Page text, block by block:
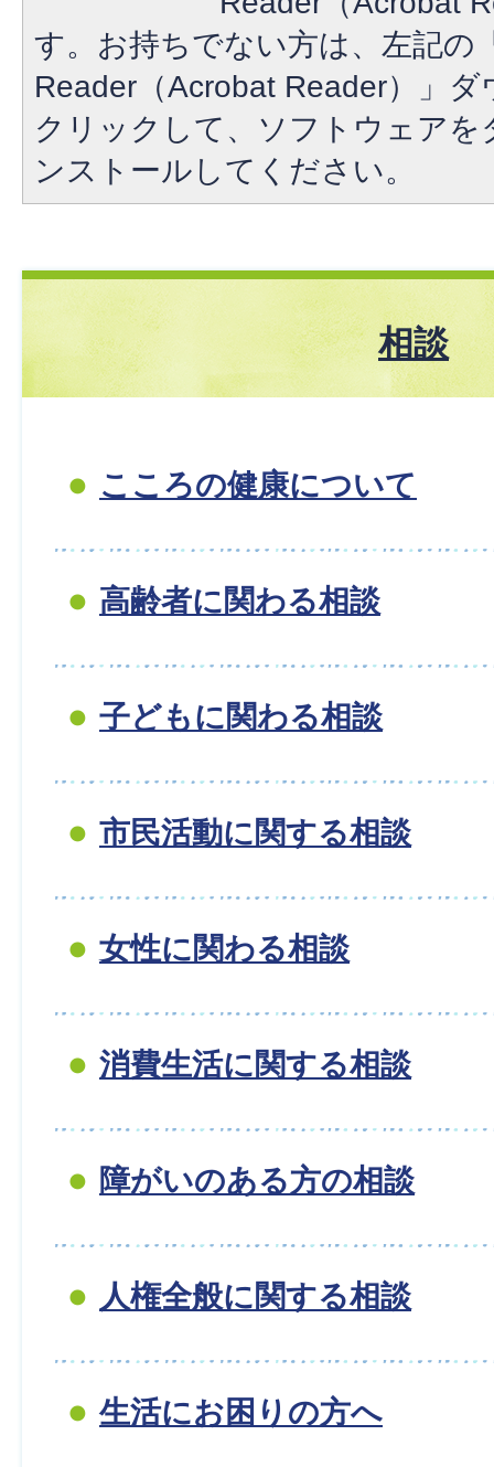
す。お持ちでない方は、左記の
Reader（Acrobat Reader）」
クリックして、ソフトウェア
ンストールしてください。
相談
こころの健康について
高齢者に関わる相談
子どもに関わる相談
市民活動に関する相談
女性に関わる相談
消費生活に関する相談
障がいのある方の相談
人権全般に関する相談
生活にお困りの方へ